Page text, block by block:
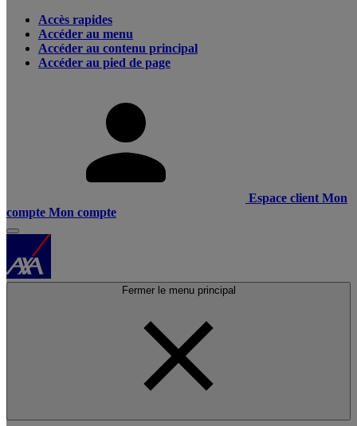
Accès rapides
Accéder au menu
Accéder au contenu principal
Accéder au pied de page
Espace client Mon
compte Mon compte
Fermer le menu principal